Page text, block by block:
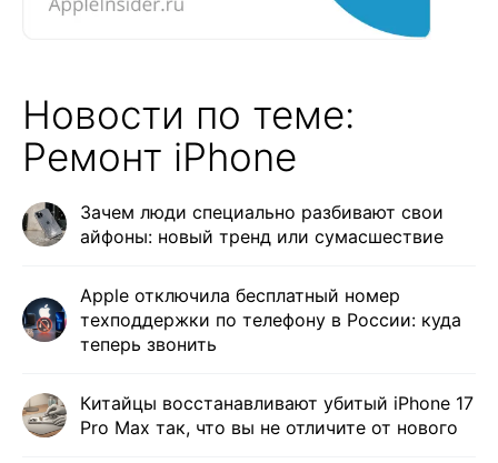
Новости по теме:
Ремонт iPhone
Зачем люди специально разбивают свои
айфоны: новый тренд или сумасшествие
Apple отключила бесплатный номер
техподдержки по телефону в России: куда
теперь звонить
Китайцы восстанавливают убитый iPhone 17
Pro Max так, что вы не отличите от нового